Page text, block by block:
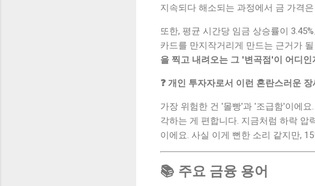
지속되다 해소되는 과정에서 금 가격
또한, 평균 시간당 임금 상승률이
카드를 만지작거리게 만드는 근거가
을 찍고 내려오는 그 '변곡점'이 어디
❓ 개인 투자자로서 이런 혼란스러운
가장 위험한 건 '몰빵'과 '조급함'이에
각하는 게 편합니다. 지금처럼 하락 압
이에요. 사실 이게 뻔한 소리 같지만,
📚 주요 금융 용어